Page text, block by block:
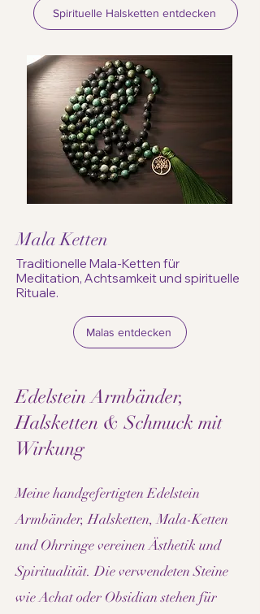
Spirituelle Halsketten entdecken
Mala Ketten
Traditionelle Mala-Ketten für
Meditation, Achtsamkeit und spirituelle
Rituale.
Malas entdecken
Edelstein Armbänder,
Halsketten & Schmuck mit
Wirkung
Meine handgefertigten Edelstein
Armbänder, Halsketten, Mala-Ketten
und Ohrringe vereinen Ästhetik und
Spiritualität. Die verwendeten Steine
wie Achat oder Obsidian stehen für